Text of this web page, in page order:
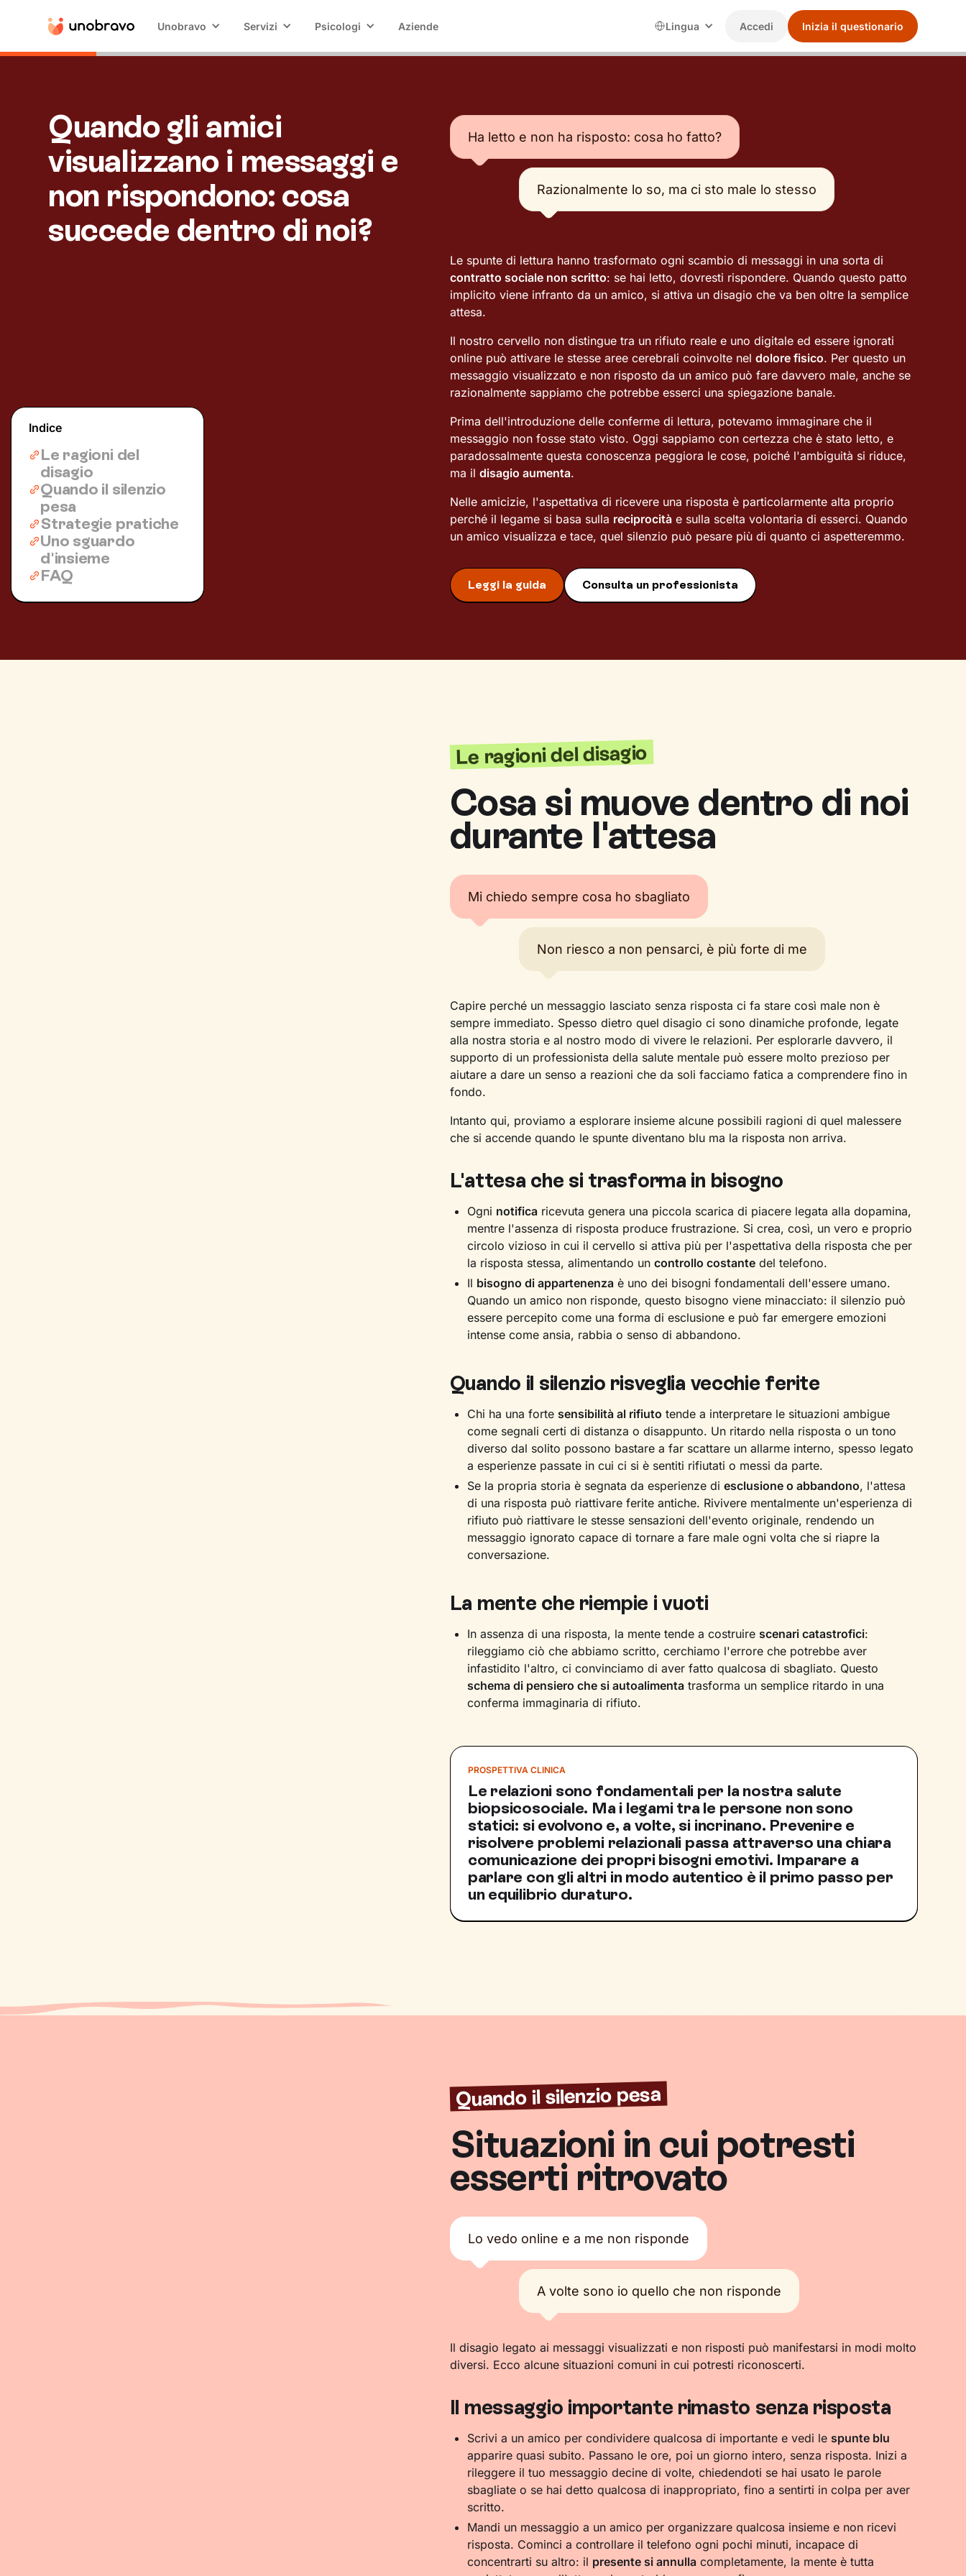
Unobravo Servizi Psicologi Aziende Lingua Accedi Inizia il questionario
Indice
Le ragioni del
disagio
Quando il silenzio
pesa
Strategie pratiche
Uno sguardo
d'insieme
FAQ
Quando gli amici
visualizzano i messaggi e
non rispondono: cosa
succede dentro di noi?
Ha letto e non ha risposto: cosa ho fatto?
Razionalmente lo so, ma ci sto male lo stesso
Le spunte di lettura hanno trasformato ogni scambio di messaggi in una sorta di
contratto sociale non scritto: se hai letto, dovresti rispondere. Quando questo patto
implicito viene infranto da un amico, si attiva un disagio che va ben oltre la semplice
attesa.
Il nostro cervello non distingue tra un rifiuto reale e uno digitale ed essere ignorati
online può attivare le stesse aree cerebrali coinvolte nel dolore fisico. Per questo un
messaggio visualizzato e non risposto da un amico può fare davvero male, anche se
razionalmente sappiamo che potrebbe esserci una spiegazione banale.
Prima dell'introduzione delle conferme di lettura, potevamo immaginare che il
messaggio non fosse stato visto. Oggi sappiamo con certezza che è stato letto, e
paradossalmente questa conoscenza peggiora le cose, poiché l'ambiguità si riduce,
ma il disagio aumenta.
Nelle amicizie, l'aspettativa di ricevere una risposta è particolarmente alta proprio
perché il legame si basa sulla reciprocitàe sulla scelta volontaria di esserci. Quando
un amico visualizza e tace, quel silenzio può pesare più di quanto ci aspetteremmo.
Leggi la guida Consulta un professionista
Le ragioni del disagio
Cosa si muove dentro di noi
durante l'attesa
Mi chiedo sempre cosa ho sbagliato
Non riesco a non pensarci, è più forte di me
Capire perché un messaggio lasciato senza risposta ci fa stare così male non è
sempre immediato. Spesso dietro quel disagio ci sono dinamiche profonde, legate
alla nostra storia e al nostro modo di vivere le relazioni. Per esplorarle davvero, il
supporto di un professionista della salute mentale può essere molto prezioso per
aiutare a dare un senso a reazioni che da soli facciamo fatica a comprendere fino in
fondo.
Intanto qui, proviamo a esplorare insieme alcune possibili ragioni di quel malessere
che si accende quando le spunte diventano blu ma la risposta non arriva.
L'attesa che si trasforma in bisogno
Ogni notificaricevuta genera una piccola scarica di piacere legata alla dopamina,
mentre l'assenza di risposta produce frustrazione. Si crea, così, un vero e proprio
circolo vizioso in cui il cervello si attiva più per l'aspettativa della risposta che per
la risposta stessa, alimentando un controllo costantedel telefono.
Il bisogno di appartenenzaè uno dei bisogni fondamentali dell'essere umano.
Quando un amico non risponde, questo bisogno viene minacciato: il silenzio può
essere percepito come una forma di esclusione e può far emergere emozioni
intense come ansia, rabbia o senso di abbandono.
Quando il silenzio risveglia vecchie ferite
Chi ha una forte sensibilità al rifiuto tende a interpretare le situazioni ambigue
come segnali certi di distanza o disappunto. Un ritardo nella risposta o un tono
diverso dal solito possono bastare a far scattare un allarme interno, spesso legato
a esperienze passate in cui ci si è sentiti rifiutati o messi da parte.
Se la propria storia è segnata da esperienze di esclusione o abbandono, l'attesa
di una risposta può riattivare ferite antiche. Rivivere mentalmente un'esperienza di
rifiuto può riattivare le stesse sensazioni dell'evento originale, rendendo un
messaggio ignorato capace di tornare a fare male ogni volta che si riapre la
conversazione.
La mente che riempie i vuoti
In assenza di una risposta, la mente tende a costruire scenari catastrofici:
rileggiamo ciò che abbiamo scritto, cerchiamo l'errore che potrebbe aver
infastidito l'altro, ci convinciamo di aver fatto qualcosa di sbagliato. Questo
schema di pensiero che si autoalimentatrasforma un semplice ritardo in una
conferma immaginaria di rifiuto.
PROSPETTIVA CLINICA
Le relazioni sono fondamentali per la nostra salute
biopsicosociale. Ma i legami tra le persone non sono
statici: si evolvono e, a volte, si incrinano. Prevenire e
risolvere problemi relazionali passa attraverso una chiara
comunicazione dei propri bisogni emotivi. Imparare a
parlare con gli altri in modo autentico è il primo passo per
un equilibrio duraturo.
Quando il silenzio pesa
Situazioni in cui potresti
esserti ritrovato
Lo vedo online e a me non risponde
A volte sono io quello che non risponde
Il disagio legato ai messaggi visualizzati e non risposti può manifestarsi in modi molto
diversi. Ecco alcune situazioni comuni in cui potresti riconoscerti.
Il messaggio importante rimasto senza risposta
Scrivi a un amico per condividere qualcosa di importante e vedi le spunte blu
apparire quasi subito. Passano le ore, poi un giorno intero, senza risposta. Inizi a
rileggere il tuo messaggio decine di volte, chiedendoti se hai usato le parole
sbagliate o se hai detto qualcosa di inappropriato, fino a sentirti in colpa per aver
scritto.
Mandi un messaggio a un amico per organizzare qualcosa insieme e non ricevi
risposta. Cominci a controllare il telefono ogni pochi minuti, incapace di
concentrarti su altro: il presente si annullacompletamente, la mente è tutta